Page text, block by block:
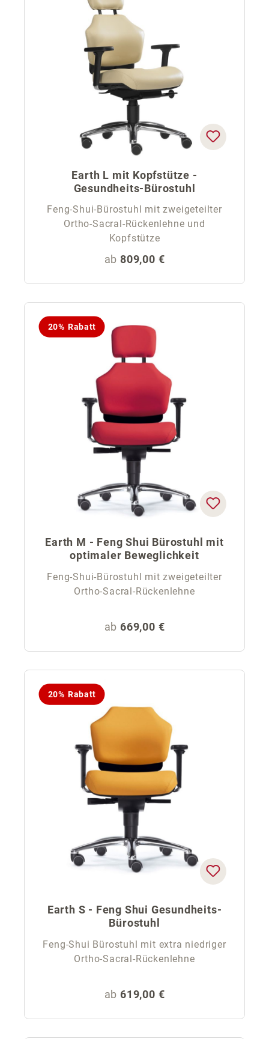
Earth L mit Kopfstütze -
Gesundheits-Bürostuhl
Feng-Shui-Bürostuhl mit zweigeteilter
Ortho-Sacral-Rückenlehne und
Kopfstütze
Regulärer Preis:
ab 809,00 €
20% Rabatt
Earth M - Feng Shui Bürostuhl mit
optimaler Beweglichkeit
Feng-Shui-Bürostuhl mit zweigeteilter
Ortho-Sacral-Rückenlehne
Regulärer Preis:
ab 669,00 €
20% Rabatt
Earth S - Feng Shui Gesundheits-
Bürostuhl
Feng-Shui Bürostuhl mit extra niedriger
Ortho-Sacral-Rückenlehne
Regulärer Preis:
ab 619,00 €